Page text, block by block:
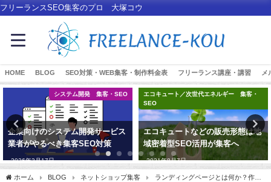
フリーランスSEO集客のプロ 大塚コウ
HOME BLOG SEO対策・WEB集客・制作料金表 フリーランス講座・講習 メ
システム開発 集客・SEO
企業向けのシステム開発サービス
業者がやるべき集客SEO対策
2026年3月17日
エコキュート／次世代エネルギー 集客・
SEO
エコキュートなどの販売形態は地
域密着型SEO活用が集客へ
2021年8月7日
ホーム BLOG ネットショップ集客
ランディングページとは何か？作成